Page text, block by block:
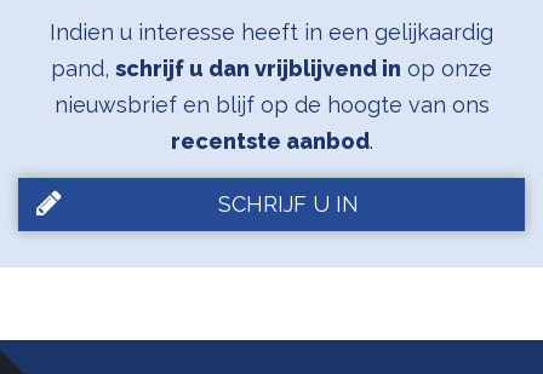
Indien u interesse heeft in een gelijkaardig
pand, schrijf u dan vrijblijvend in op onze
nieuwsbrief en blijf op de hoogte van ons
recentste aanbod.
SCHRIJF U IN